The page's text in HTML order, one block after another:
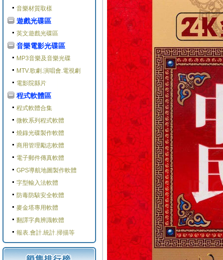
音樂材質取樣
遊戲光碟區
英文遊戲光碟區
音樂電影光碟區
MP3音樂及音樂光碟
MTV.歌劇.演唱會.電視劇
電影院縣片
程式軟體區
程式軟體合集
微軟系列程式軟體
燒錄光碟製作軟體
商用管理勵志軟體
電子郵件傳真軟體
GPS導航地圖製作軟體
字型輸入法軟體
防毒防駭安全軟體
麥金塔專用軟體
翻譯字典辨識軟體
報表.會計.統計.掃描等